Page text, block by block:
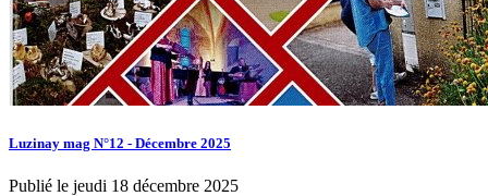
Luzinay mag N°12 - Décembre 2025
Publié le jeudi 18 décembre 2025